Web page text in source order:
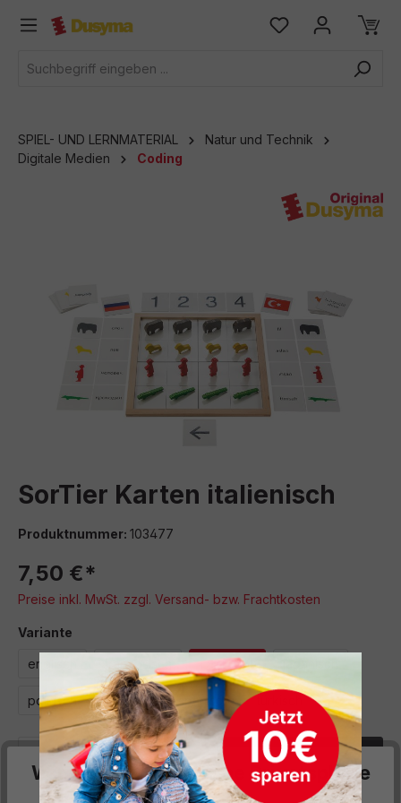
springen
SPIEL- UND LERNMATERIAL
Natur und Technik
Digitale Medien
Coding
SorTier Karten italienisch
Produktnummer: 103477
7,50 €*
Preise inkl. MwSt. zzgl. Versand- bzw. Frachtkosten
Variante
englisch französisch italienisch
polnisch russisch spanisch
Produkt Anzahl: Gib den gewünschten
In den Warenkorb
Sofort verfügbar, Lieferzeit: 5 Werktage
Wir respektieren deine Privatsphäre